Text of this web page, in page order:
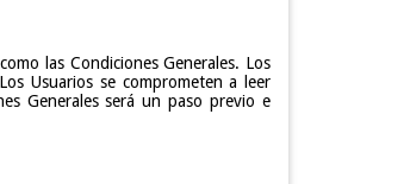
las Condiciones Generales. Los
Usuarios se comprometen a leer
Generales será un paso previo e